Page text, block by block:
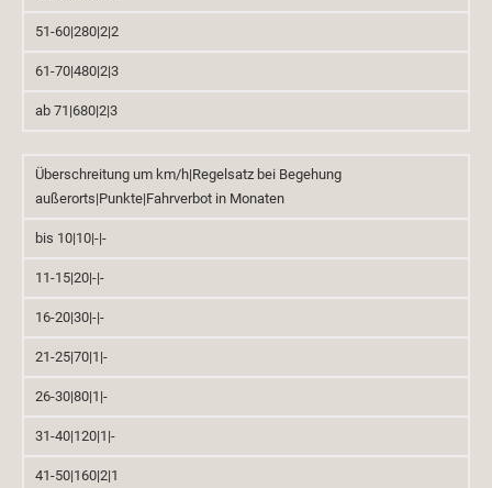
51-60|280|2|2
61-70|480|2|3
ab 71|680|2|3
Überschreitung um km/h|Regelsatz bei Begehung
außerorts|Punkte|Fahrverbot in Monaten
bis 10|10|-|-
11-15|20|-|-
16-20|30|-|-
21-25|70|1|-
26-30|80|1|-
31-40|120|1|-
41-50|160|2|1